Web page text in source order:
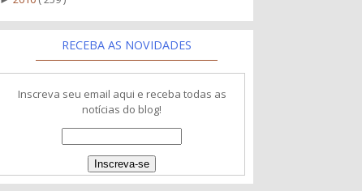
RECEBA AS NOVIDADES
Inscreva seu email aqui e receba todas as
notícias do blog!